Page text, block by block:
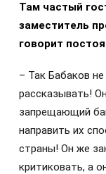
Там частый
заместитель
говорит
– Так Бабаков
рассказывать!
запрещающий
направить их
страны! Он же
критиковать, а